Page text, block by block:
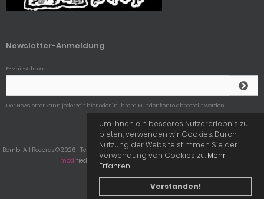
Newsletter-Anmeldung
E-Mail-Adresse:
Der Newsletter kann jederzeit hier oder in Ihrem Kundenkonto abbestellt werden.
Bomb-All Records © 2026 | Template © 2009-2026 bymodified eCommerce Shopsoftware
modified eCommerce Shopsoftware © 2009-2026
Um Ihnen ein besseres Nutzererlebnis zu
bieten, verwenden wir Cookies. Durch
Nutzung der Website stimmen Sie der
Verwendung von Cookies zu. Mehr
Erfahren
Verstanden!